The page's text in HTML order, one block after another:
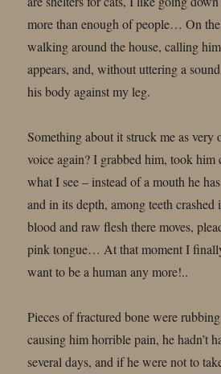
more than enough of people… On
walking around the house, calling
appears, and, without uttering a
his body against my leg.
Something about it struck me as very
voice again? I grabbed him, took him
what I see – instead of a mouth he
and in its depth, among teeth
blood and raw flesh there moves,
pink tongue… At that moment I
want to be a human any more!..
Pieces of fractured bone were
causing him horrible pain, he hadn’t
several days, and if he were not to